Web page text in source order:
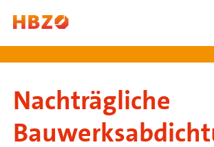
Zum Inhalt springen
Hauptnavigation
Nachträgliche